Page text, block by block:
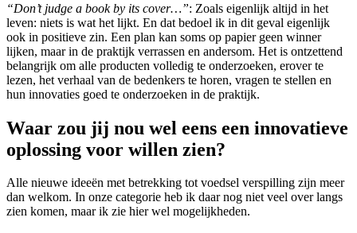
“Don’t judge a book by its cover…”: Zoals eigenlijk altijd in het
leven: niets is wat het lijkt. En dat bedoel ik in dit geval eigenlijk
ook in positieve zin. Een plan kan soms op papier geen winner
lijken, maar in de praktijk verrassen en andersom. Het is ontzettend
belangrijk om alle producten volledig te onderzoeken, erover te
lezen, het verhaal van de bedenkers te horen, vragen te stellen en
hun innovaties goed te onderzoeken in de praktijk.
Waar zou jij nou wel eens een innovatieve
oplossing voor willen zien?
Alle nieuwe ideeën met betrekking tot voedsel verspilling zijn meer
dan welkom. In onze categorie heb ik daar nog niet veel over langs
zien komen, maar ik zie hier wel mogelijkheden.